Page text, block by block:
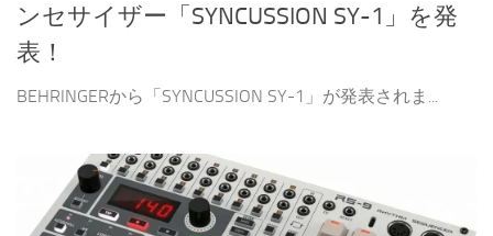
ンセサイザー「SYNCUSSION SY-1」を発
表！
BEHRINGERから「SYNCUSSION SY-1」が発表されま...